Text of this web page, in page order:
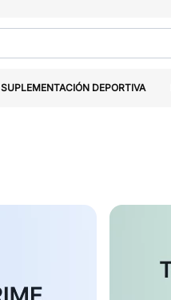
SUPLEMENTACIÓN DEPORTIVA